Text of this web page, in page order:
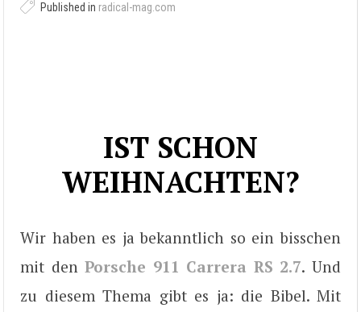
Published in radical-mag.com
IST SCHON
WEIHNACHTEN?
Wir haben es ja bekanntlich so ein bisschen
mit denPorsche 911 Carrera RS 2.7. Und
zu diesem Thema gibt es ja: die Bibel. Mit